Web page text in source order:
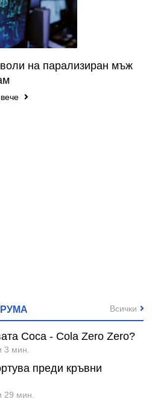
на парализиран мъж
Coca - Cola Zero Zero?
3 мин.
преди кръвни
29 мин.
Всички